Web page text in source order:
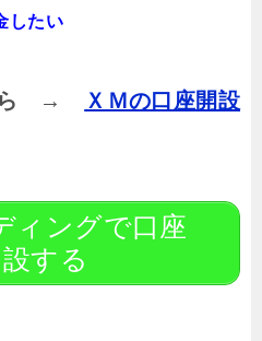
したい
ら →
ＸＭの口座開設
ィングで口座
する